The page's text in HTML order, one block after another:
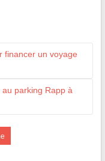
financer un voyage
parking Rapp à